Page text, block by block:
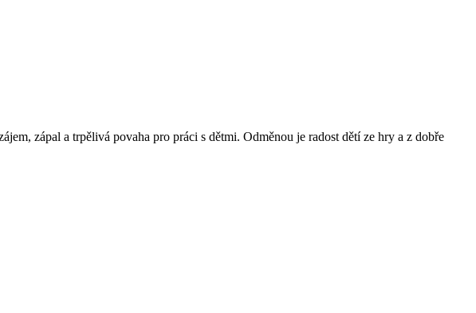
zápal a trpělivá povaha pro práci s dětmi. Odměnou je radost dětí ze hry a z dobře